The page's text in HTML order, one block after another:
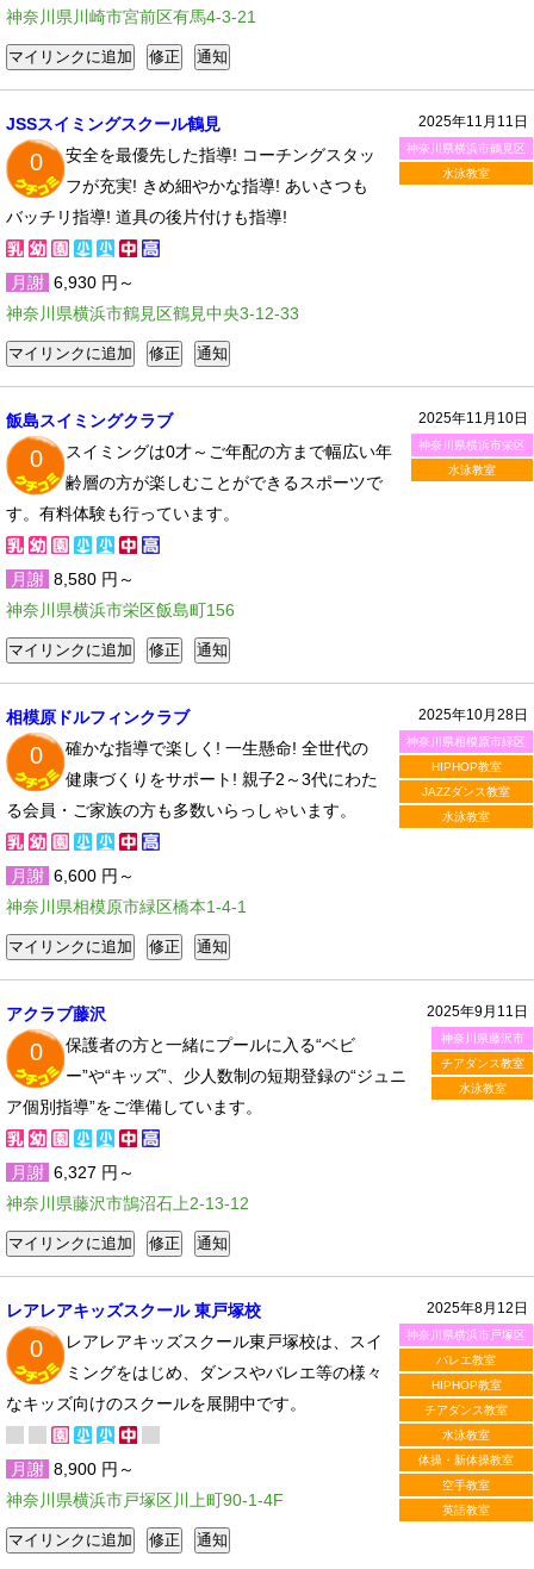
神奈川県川崎市宮前区有馬4-3-21
2025年11月11日
神奈川県横浜市鶴見区
水泳教室
JSSスイミングスクール鶴見
0
安全を最優先した指導! コーチングスタッ
フが充実! きめ細やかな指導! あいさつも
バッチリ指導! 道具の後片付けも指導!
月謝 6,930 円～
神奈川県横浜市鶴見区鶴見中央3-12-33
2025年11月10日
神奈川県横浜市栄区
水泳教室
飯島スイミングクラブ
0
スイミングは0才～ご年配の方まで幅広い年
齢層の方が楽しむことができるスポーツで
す。有料体験も行っています。
月謝 8,580 円～
神奈川県横浜市栄区飯島町156
2025年10月28日
神奈川県相模原市緑区
HIPHOP教室
JAZZダンス教室
水泳教室
相模原ドルフィンクラブ
0
確かな指導で楽しく! 一生懸命! 全世代の
健康づくりをサポート! 親子2～3代にわた
る会員・ご家族の方も多数いらっしゃいます。
月謝 6,600 円～
神奈川県相模原市緑区橋本1-4-1
2025年9月11日
神奈川県藤沢市
チアダンス教室
水泳教室
アクラブ藤沢
0
保護者の方と一緒にプールに入る“ベビ
ー”や“キッズ”、少人数制の短期登録の“ジュニ
ア個別指導”をご準備しています。
月謝 6,327 円～
神奈川県藤沢市鵠沼石上2-13-12
2025年8月12日
神奈川県横浜市戸塚区
バレエ教室
HIPHOP教室
チアダンス教室
水泳教室
体操・新体操教室
空手教室
英語教室
レアレアキッズスクール 東戸塚校
0
レアレアキッズスクール東戸塚校は、スイ
ミングをはじめ、ダンスやバレエ等の様々
なキッズ向けのスクールを展開中です。
月謝 8,900 円～
神奈川県横浜市戸塚区川上町90-1-4F